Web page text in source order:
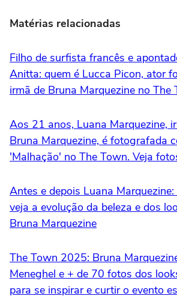
Matérias relacionadas
Filho de surfista francês e
Anitta: quem é Lucca Picon, ator
irmã de Bruna Marquezine no The
Aos 21 anos, Luana Marquezine,
Bruna Marquezine, é fotografada
'Malhação' no The Town. Veja
Antes e depois Luana
veja a evolução da beleza e dos
Bruna Marquezine
The Town 2025: Bruna
Meneghel e + de 70 fotos dos
para se inspirar e curtir o evento